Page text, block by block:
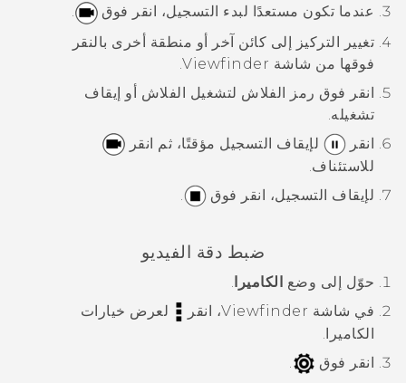
عندما تكون مستعدًا لبدء التسجيل، انقر فوق
.
تغيير التركيز إلى كائن آخر أو منطقة أخرى بالنقر
فوقها من شاشة Viewfinder.
انقر فوق رمز الفلاش لتشغيل الفلاش أو إيقاف
تشغيله.
انقر
لإيقاف التسجيل مؤقتًا، ثم انقر
للاستئناف.
لإيقاف التسجيل، انقر فوق
.
ضبط دقة الفيديو
حوّل إلى وضع الكاميرا
في شاشة Viewfinder، انقر
لعرض خيارات
الكاميرا.
انقر فوق
.